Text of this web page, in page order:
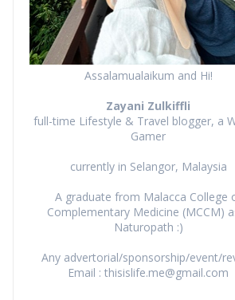
Assalamualaikum and Hi!
Zayani Zulkiffli
full-time Lifestyle & Travel blogger, a
Gamer
currently in Selangor, Malaysia
A graduate from Malacca College
Complementary Medicine (MCCM)
Naturopath :)
Any advertorial/sponsorship/event/
Email : thisislife.me@gmail.com